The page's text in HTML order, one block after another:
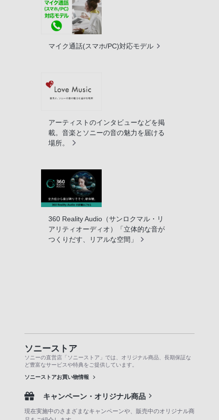
マイク通話(スマホ/PC)対応モデル
アーティストのインタビューなどを掲
載。音楽とソニーの音の魅力を届ける
場所。
360 Reality Audio（サンロクマル・リ
アリティオーディオ）「立体的な音が
つくりだす、リアルな空間」
ソニーストア
ソニーの直営店「ソニーストア」では、オリジナル商品、長期保証な
ど豊富なサービスや特典をご提供しています。
ソニーストアお買い物情報
キャンペーン・オリジナル商品
現在実施中のさまざまなキャンペーンや、販売中のオリジナル商